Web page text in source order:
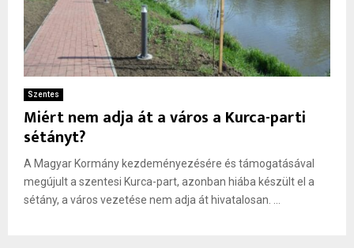
Szentes
Miért nem adja át a város a Kurca-parti
sétányt?
A Magyar Kormány kezdeményezésére és támogatásával
megújult a szentesi Kurca-part, azonban hiába készült el a
sétány, a város vezetése nem adja át hivatalosan. ...